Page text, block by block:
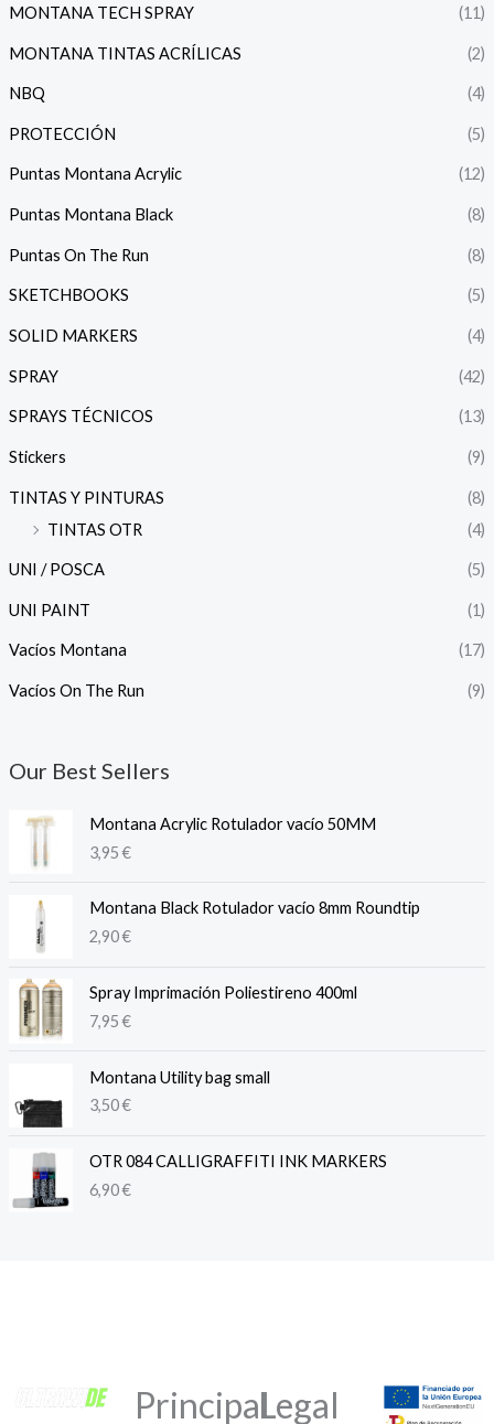
MONTANA TECH SPRAY (11)
MONTANA TINTAS ACRÍLICAS (2)
NBQ (4)
PROTECCIÓN (5)
Puntas Montana Acrylic (12)
Puntas Montana Black (8)
Puntas On The Run (8)
SKETCHBOOKS (5)
SOLID MARKERS (4)
SPRAY (42)
SPRAYS TÉCNICOS (13)
Stickers (9)
TINTAS Y PINTURAS
(8)
TINTAS OTR
(4)
UNI / POSCA (5)
UNI PAINT (1)
Vacíos Montana (17)
Vacíos On The Run (9)
Our Best Sellers
Montana Acrylic Rotulador vacío 50MM
3,95€
Montana Black Rotulador vacío 8mm Roundtip
2,90€
Spray Imprimación Poliestireno 400ml
7,95€
Montana Utility bag small
3,50€
OTR 084 CALLIGRAFFITI INK MARKERS
6,90€
PrincipalLegal